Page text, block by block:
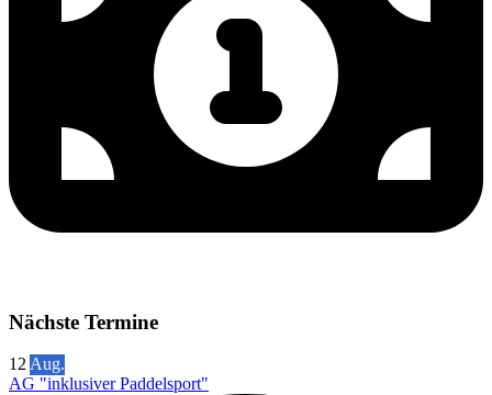
Nächste Termine
12 Aug.
AG "inklusiver Paddelsport"